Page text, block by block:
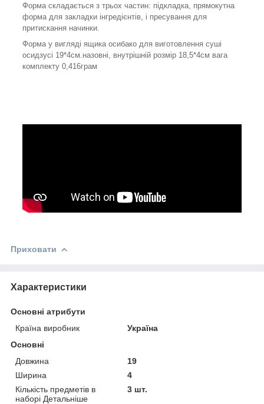
Форма складається з трьох частин: підкладка, прямокутна
форма для закладки інгредієнтів, і пресування для
притискання начинки.
Форма у вигляді ящика осибако для виготовлення суші
осидзусі 19*4см.назовні, внутрішній розмір 18,5*4см вага
комплекту 0,416грам
Приховати
Характеристики
Основні атрибути
Країна виробник
Україна
Основні
Довжина
19
Ширина
4
Кількість предметів в
наборі Детальніше
3 шт.